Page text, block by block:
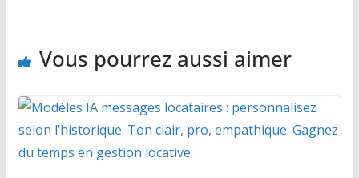
Vous pourrez aussi aimer